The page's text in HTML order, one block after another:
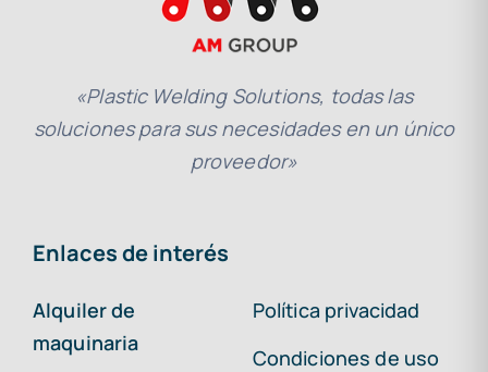
«Plastic Welding Solutions, todas las
soluciones para sus necesidades en un único
proveedor»
Enlaces de interés
Alquiler de
maquinaria
Política privacidad
Condiciones de uso